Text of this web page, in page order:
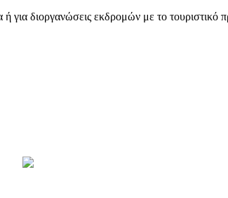
για διοργανώσεις εκδρομών με το τουριστικό